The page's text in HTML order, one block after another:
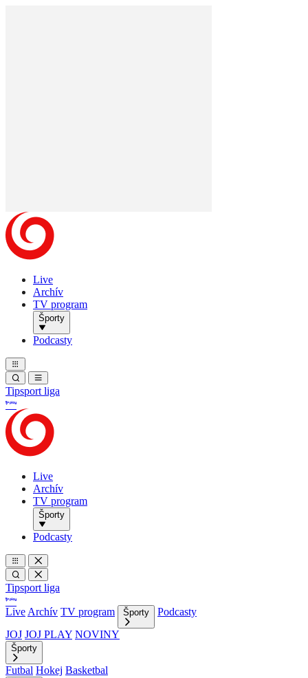
Live
Archív
TV program
Športy
Podcasty
Tipsport liga
Live
Archív
TV program
Športy
Podcasty
Tipsport liga
Live Archív TV program Športy
Podcasty
JOJ JOJ PLAY NOVINY
Športy
Futbal Hokej Basketbal